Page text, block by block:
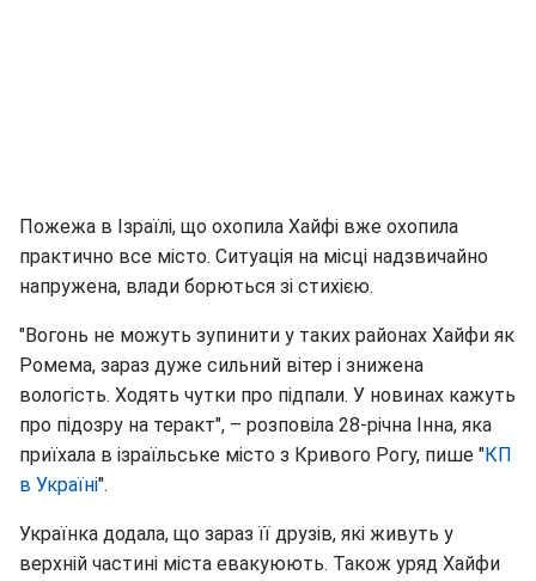
Пожежа в Ізраїлі, що охопила Хайфі вже охопила
практично все місто. Ситуація на місці надзвичайно
напружена, влади борються зі стихією.
"Вогонь не можуть зупинити у таких районах Хайфи як
Ромема, зараз дуже сильний вітер і знижена
вологість. Ходять чутки про підпали. У новинах кажуть
про підозру на теракт", – розповіла 28-річна Інна, яка
приїхала в ізраїльське місто з Кривого Рогу, пише "КП
в Україні".
Українка додала, що зараз її друзів, які живуть у
верхній частині міста евакуюють. Також уряд Хайфи